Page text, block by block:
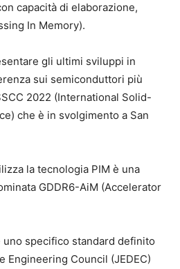
capacità di elaborazione,
In Memory).
gli ultimi sviluppi in
sui semiconduttori più
2022 (International Solid-
che è in svolgimento a San
la tecnologia PIM è una
GDDR6-AiM (Accelerator
uno specifico standard definito
Engineering Council (JEDEC)